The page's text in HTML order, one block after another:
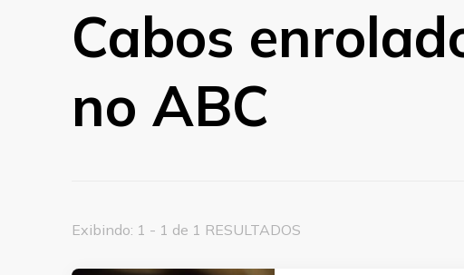
Cabos
no ABC
Exibindo: 1 - 1 de 1 RESULTADOS